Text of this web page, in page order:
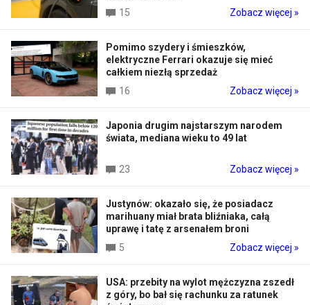
15
Zobacz więcej »
Pomimo szydery i śmieszków,
elektryczne Ferrari okazuje się mieć
całkiem niezłą sprzedaż
16
Zobacz więcej »
Japonia drugim najstarszym narodem
świata, mediana wieku to 49 lat
23 Zobacz więcej »
Justynów: okazało się, że posiadacz
marihuany miał brata bliźniaka, całą
uprawę i tatę z arsenałem broni
5
Zobacz więcej »
USA: przebity na wylot mężczyzna zszedł
z góry, bo bał się rachunku za ratunek